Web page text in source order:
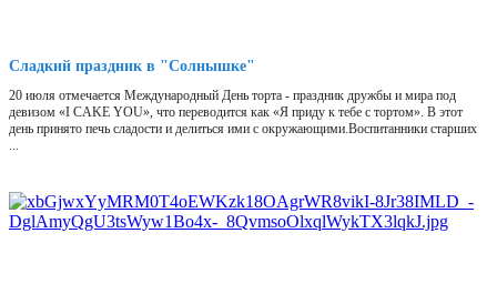
Сладкий праздник в "Солнышке"
20 июля отмечается Международный День торта - праздник дружбы и мира под
девизом «I CAKE YOU», что переводится как «Я приду к тебе с тортом». В этот
день принято печь сладости и делиться ими с окружающими.Воспитанники старших
...